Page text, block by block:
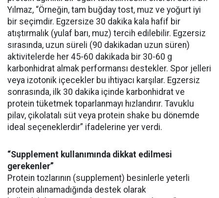
Yılmaz, “Örneğin, tam buğday tost, muz ve yoğurt iyi
bir seçimdir. Egzersize 30 dakika kala hafif bir
atıştırmalık (yulaf barı, muz) tercih edilebilir. Egzersiz
sırasında, uzun süreli (90 dakikadan uzun süren)
aktivitelerde her 45-60 dakikada bir 30-60 g
karbonhidrat almak performansı destekler. Spor jelleri
veya izotonik içecekler bu ihtiyacı karşılar. Egzersiz
sonrasında, ilk 30 dakika içinde karbonhidrat ve
protein tüketmek toparlanmayı hızlandırır. Tavuklu
pilav, çikolatalı süt veya protein shake bu dönemde
ideal seçeneklerdir” ifadelerine yer verdi.
“Supplement kullanımında dikkat edilmesi
gerekenler”
Protein tozlarının (supplement) besinlerle yeterli
protein alınamadığında destek olarak